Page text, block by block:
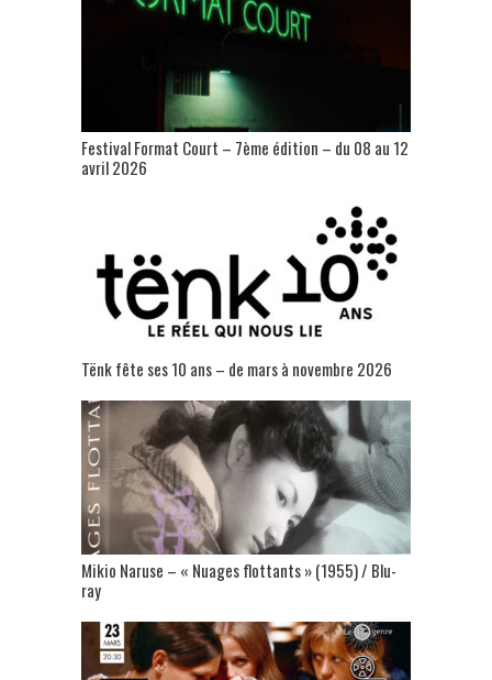
Festival Format Court – 7ème édition – du 08 au 12
avril 2026
Tënk fête ses 10 ans – de mars à novembre 2026
Mikio Naruse – « Nuages flottants » (1955) / Blu-
ray